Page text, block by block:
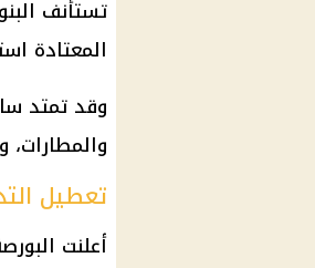
المعتادة استقبال
وقد تمتد
تعطيل
أعلنت